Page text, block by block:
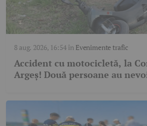
8 aug. 2026, 16:54în Evenimente trafic
Accident cu motocicletă, la
Argeș! Două persoane au